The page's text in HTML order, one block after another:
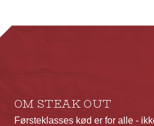
OM STEAK OUT
Førsteklasses kød er for alle -